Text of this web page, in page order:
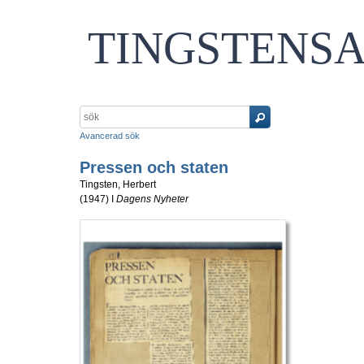
Avancerad sök
Pressen och staten
Tingsten, Herbert
(1947) I Dagens Nyheter